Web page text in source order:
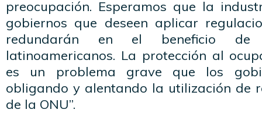
preocupación. Esperamos que la
gobiernos que deseen aplicar
redundarán en el beneficio de
latinoamericanos. La protección al
es un problema grave que los
obligando y alentando la utilización de
de la ONU”.